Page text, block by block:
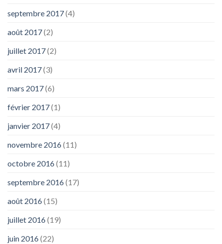
septembre 2017(4)
août 2017(2)
juillet 2017(2)
avril 2017(3)
mars 2017(6)
février 2017(1)
janvier 2017(4)
novembre 2016(11)
octobre 2016(11)
septembre 2016(17)
août 2016(15)
juillet 2016(19)
juin 2016(22)